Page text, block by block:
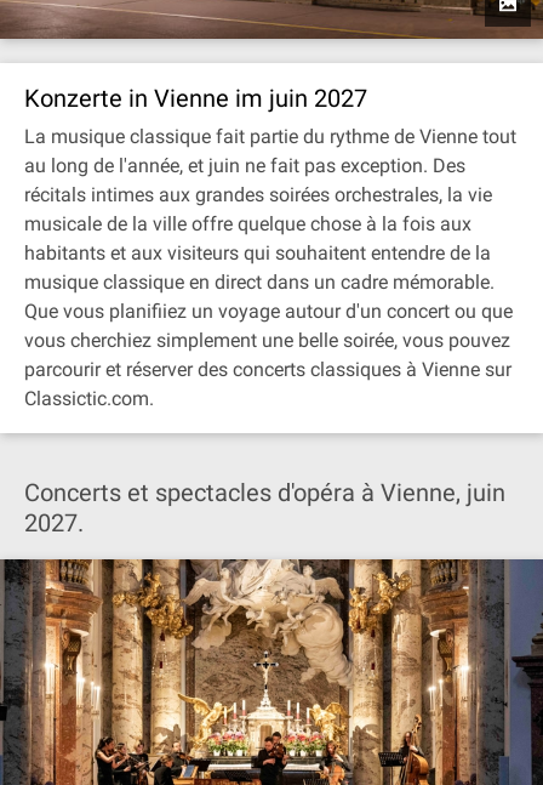
Konzerte in Vienne im juin 2027
La musique classique fait partie du rythme de Vienne tout
au long de l'année, et juin ne fait pas exception. Des
récitals intimes aux grandes soirées orchestrales, la vie
musicale de la ville offre quelque chose à la fois aux
habitants et aux visiteurs qui souhaitent entendre de la
musique classique en direct dans un cadre mémorable.
Que vous planifiiez un voyage autour d'un concert ou que
vous cherchiez simplement une belle soirée, vous pouvez
parcourir et réserver des concerts classiques à Vienne sur
Classictic.com.
Concerts et spectacles d'opéra à Vienne, juin
2027.